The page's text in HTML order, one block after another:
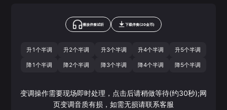
播放伴奏试听 下载伴奏(20金币)
升1个半调 升2个半调 升3个半调 升4个半调 升5个半调
降1个半调 降2个半调 降3个半调 降4个半调 降5个半调
变调操作需要现场即时处理，点击后请稍做等待(约30秒);网
页变调音质有损，如需无损请联系客服